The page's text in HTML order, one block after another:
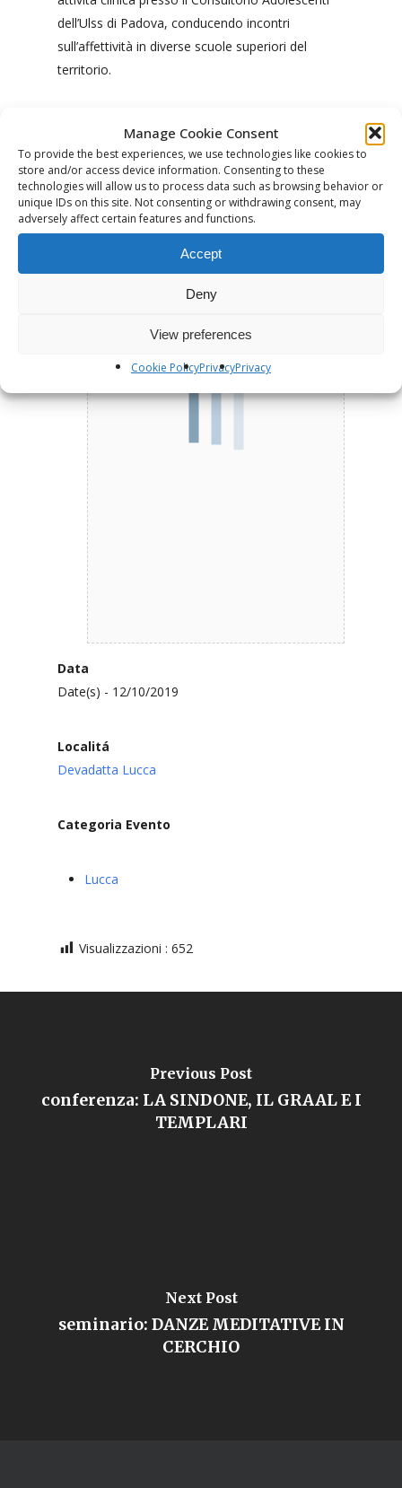
Manage Cookie Consent
To provide the best experiences, we use technologies like cookies to
store and/or access device information. Consenting to these
technologies will allow us to process data such as browsing behavior or
unique IDs on this site. Not consenting or withdrawing consent, may
adversely affect certain features and functions.
Accept
Deny
View preferences
Cookie PolicyPrivacyPrivacy
dell’Ulss di Padova, conducendo incontri
sull’affettività in diverse scuole superiori del
territorio.
Sto caricando la mappa ....
Data
Date(s) - 12/10/2019
Localitá
Devadatta Lucca
Categoria Evento
Lucca
Visualizzazioni : 652
Previous Post
conferenza: LA SINDONE, IL GRAAL E I
TEMPLARI
Next Post
seminario: DANZE MEDITATIVE IN
CERCHIO